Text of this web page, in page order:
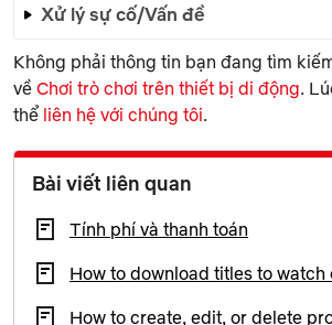
Xử lý sự cố/Vấn đề
Không phải thông tin bạn đang tìm
về Chơi trò chơi trên thiết bị di động.
thể liên hệ với chúng tôi.
Bài viết liên quan
Tính phí và thanh toán
How to download titles to watch
How to create, edit, or delete